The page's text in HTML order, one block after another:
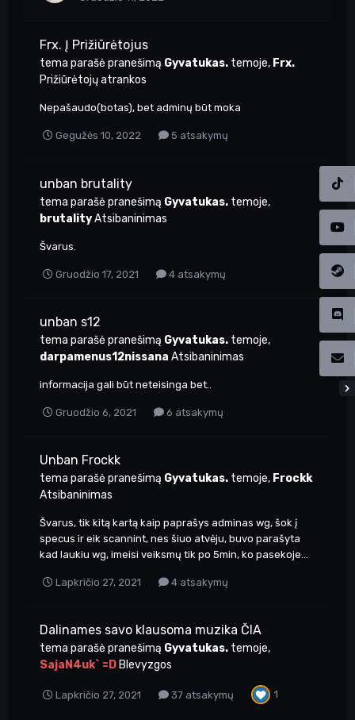
Frx. Į Prižiūrėtojus
tema parašė pranešimą Gyvatukas. temoje, Frx.
Prižiūrėtojų atrankos
Nepašaudo(botas), bet adminų būt moka
Gegužės 10, 2022 5 atsakymų
unban brutality
tema parašė pranešimą Gyvatukas. temoje,
brutalityAtsibaninimas
Švarus.
Gruodžio 17, 2021 4 atsakymų
unban s12
tema parašė pranešimą Gyvatukas. temoje,
darpamenus12nissana Atsibaninimas
informacija gali būt neteisinga bet..
Gruodžio 6, 2021 6 atsakymų
Unban Frockk
tema parašė pranešimą Gyvatukas. temoje, Frockk
Atsibaninimas
Švarus, tik kitą kartą kaip paprašys adminas wg, šok į
specus ir eik scannint, nes šiuo atvėju, buvo parašyta
kad laukiu wg, imeisi veiksmų tik po 5min, ko pasekoje...
Lapkričio 27, 2021 4 atsakymų
Dalinames savo klausoma muzika ČIA
tema parašė pranešimą Gyvatukas. temoje,
SajaN4uk` =D Blevyzgos
Lapkričio 27, 2021 37 atsakymų 1